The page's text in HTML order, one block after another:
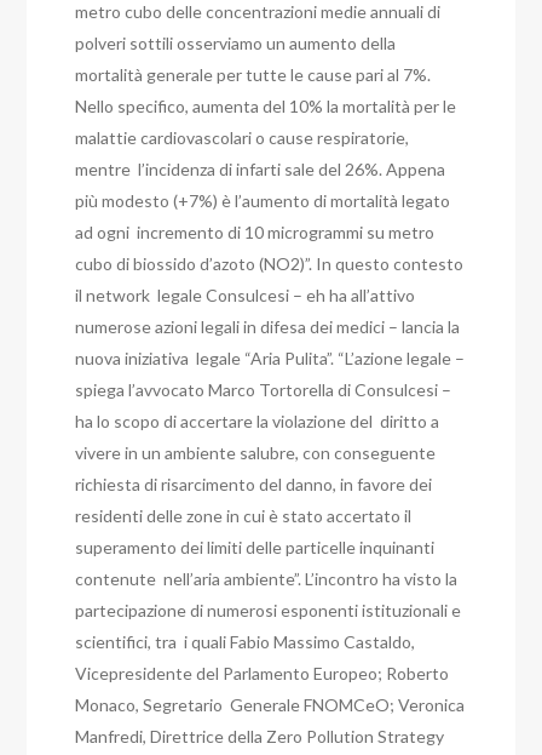
metro cubo delle concentrazioni medie annuali di
polveri sottili osserviamo un aumento della
mortalità generale per tutte le cause pari al 7%.
Nello specifico, aumenta del 10% la mortalità per le
malattie cardiovascolari o cause respiratorie,
mentre l’incidenza di infarti sale del 26%. Appena
più modesto (+7%) è l’aumento di mortalità legato
ad ogni incremento di 10 microgrammi su metro
cubo di biossido d’azoto (NO2)”. In questo contesto
il network legale Consulcesi – eh ha all’attivo
numerose azioni legali in difesa dei medici – lancia la
nuova iniziativa legale “Aria Pulita”. “L’azione legale –
spiega l’avvocato Marco Tortorella di Consulcesi –
ha lo scopo di accertare la violazione del diritto a
vivere in un ambiente salubre, con conseguente
richiesta di risarcimento del danno, in favore dei
residenti delle zone in cui è stato accertato il
superamento dei limiti delle particelle inquinanti
contenute nell’aria ambiente”. L’incontro ha visto la
partecipazione di numerosi esponenti istituzionali e
scientifici, tra i quali Fabio Massimo Castaldo,
Vicepresidente del Parlamento Europeo; Roberto
Monaco, Segretario Generale FNOMCeO; Veronica
Manfredi, Direttrice della Zero Pollution Strategy